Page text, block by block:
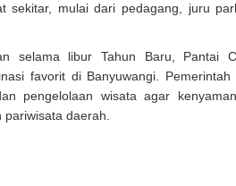
sekitar, mulai dari pedagang, juru
selama libur Tahun Baru, Pantai
favorit di Banyuwangi.
pengelolaan wisata agar
daerah.